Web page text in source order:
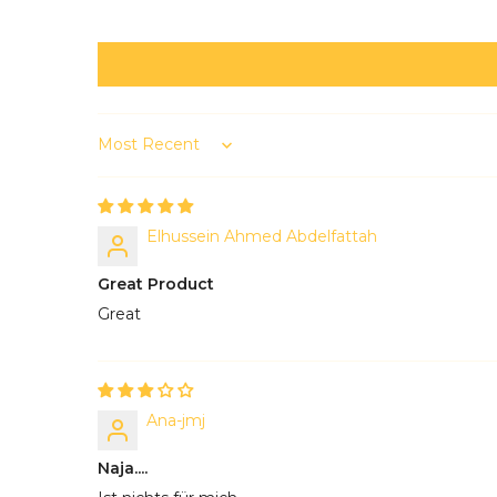
Sort by
Elhussein Ahmed Abdelfattah
Great Product
Great
Ana-jmj
Naja....